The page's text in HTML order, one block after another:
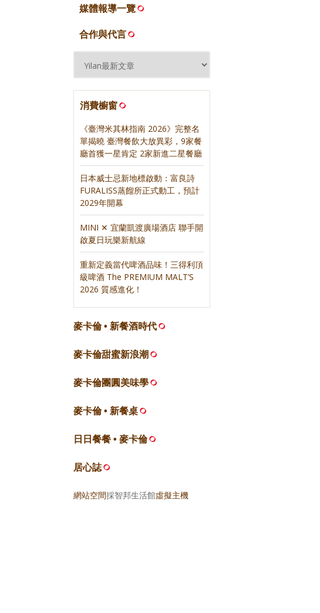
媒體報導一覽
合作與代言
消費櫥窗
《臺灣米其林指南 2026》完整名
單揭曉 臺灣餐飲大放異彩，9家餐
廳首獲一星肯定 2家新進二星餐廳
日本威士忌新地標啟動：富良詩
FURALISS蒸餾所正式動工，預計
2029年開幕
MINI ✕ 宜蘭凱渡廣場酒店 聯手開
啟夏日玩樂新航線
重新定義當代啤酒品味！三得利頂
級啤酒 The PREMIUM MALT’S
2026 質感進化！
麥卡倫 • 新餐酒時代
麥卡倫甜蜜新浪潮
麥卡倫團圓美味學
麥卡倫 • 新餐桌
日日餐餐 • 麥卡倫
居心誌
網站空間採智邦生活館虛擬主機